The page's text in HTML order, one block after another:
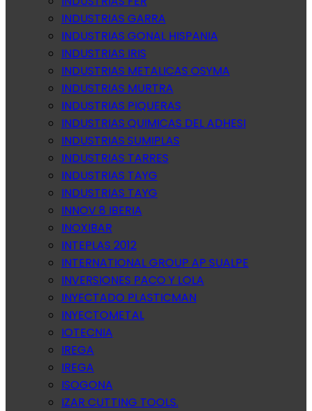
INDUSTRIAS GARRA
INDUSTRIAS GONAL HISPANIA
INDUSTRIAS IRIS
INDUSTRIAS METALICAS OSYMA
INDUSTRIAS MURTRA
INDUSTRIAS PIQUERAS
INDUSTRIAS QUIMICAS DEL ADHESI
INDUSTRIAS SUMIPLAS
INDUSTRIAS TARRES
INDUSTRIAS TAYG
INDUSTRIAS TAYG
INNOV 8 IBERIA
INOXIBAR
INTEPLAS 2012
INTERNATIONAL GROUP AP SUALPE
INVERSIONES PACO Y LOLA
INYECTADO PLASTICMAN
INYECTOMETAL
IOTECNIA
IREGA
IREGA
ISOGONA
IZAR CUTTING TOOLS.